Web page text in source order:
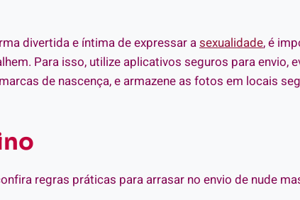
divertida e íntima de expressar asexualidade, é
Para isso, utilize aplicativos seguros para envio,
de nascença, e armazene as fotos em locais
regras práticas para arrasar no envio de nude